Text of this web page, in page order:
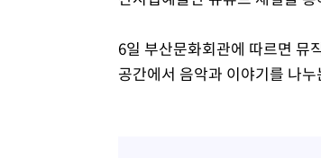
6일 부산문화회관에 따르면 뮤
공간에서 음악과 이야기를 나